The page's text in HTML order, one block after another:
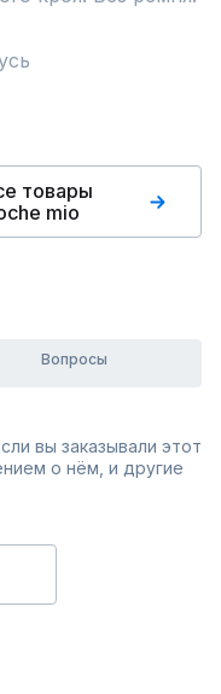
товары
mio
Вопросы
вы заказывали этот
о нём, и другие